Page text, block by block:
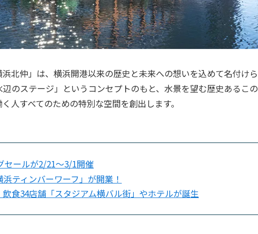
北仲」は、横浜開港以来の歴史と未来への想いを込めて名付けら
のステージ」というコンセプトのもと、水景を望む歴史あるこの
人すべてのための特別な空間を創出します。
セールが2/21〜3/1開催
ティンバーワーフ」が開業！
食34店舗「スタジアム横バル街」やホテルが誕生